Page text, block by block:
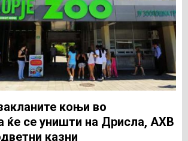
коњи во
ќе се уништи на Дрисла, АХВ
казни